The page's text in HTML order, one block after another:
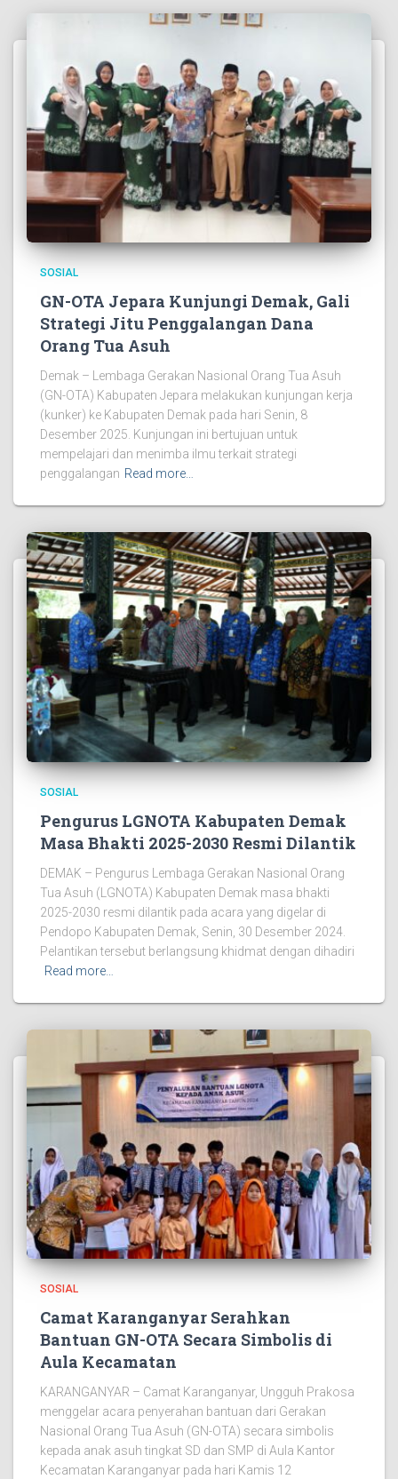
SOSIAL
GN-OTA Jepara Kunjungi Demak, Gali
Strategi Jitu Penggalangan Dana
Orang Tua Asuh
Demak – Lembaga Gerakan Nasional Orang Tua Asuh
(GN-OTA) Kabupaten Jepara melakukan kunjungan kerja
(kunker) ke Kabupaten Demak pada hari Senin, 8
Desember 2025. Kunjungan ini bertujuan untuk
mempelajari dan menimba ilmu terkait strategi
penggalangan Read more…
SOSIAL
Pengurus LGNOTA Kabupaten Demak
Masa Bhakti 2025-2030 Resmi Dilantik
DEMAK – Pengurus Lembaga Gerakan Nasional Orang
Tua Asuh (LGNOTA) Kabupaten Demak masa bhakti
2025-2030 resmi dilantik pada acara yang digelar di
Pendopo Kabupaten Demak, Senin, 30 Desember 2024.
Pelantikan tersebut berlangsung khidmat dengan dihadiri
Read more…
SOSIAL
Camat Karanganyar Serahkan
Bantuan GN-OTA Secara Simbolis di
Aula Kecamatan
KARANGANYAR – Camat Karanganyar, Ungguh Prakosa
menggelar acara penyerahan bantuan dari Gerakan
Nasional Orang Tua Asuh (GN-OTA) secara simbolis
kepada anak asuh tingkat SD dan SMP di Aula Kantor
Kecamatan Karanganyar pada hari Kamis 12